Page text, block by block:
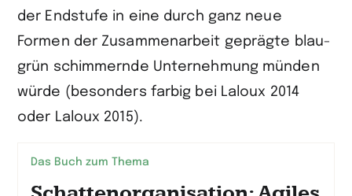
der Endstufe in eine durch ganz neue
Formen der Zusammenarbeit geprägte blau-
grün schimmernde Unternehmung münden
würde (besonders farbig bei Laloux 2014
oder Laloux 2015).
Das Buch zum Thema